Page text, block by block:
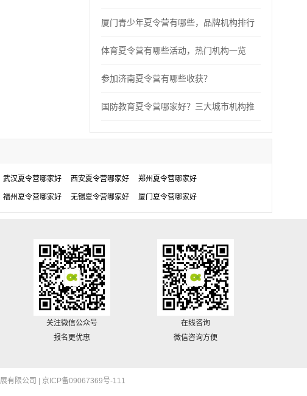
厦门青少年夏令营有哪些，品牌机构排行
体育夏令营有哪些活动，热门机构一览
参加济南夏令营有哪些收获？
国防教育夏令营哪家好？三大城市机构推
武汉夏令营哪家好 西安夏令营哪家好 郑州夏令营哪家好
福州夏令营哪家好 无锡夏令营哪家好 厦门夏令营哪家好
关注微信公众号
报名更优惠
在线咨询
微信咨询方便
有限公司 | 京ICP备09067369号-111